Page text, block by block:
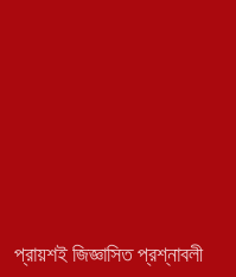
প্রায়শই জিজ্ঞাসিত প্রশ্নাবলী